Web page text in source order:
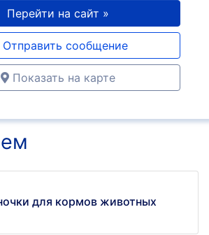
Перейти на сайт »
Отправить сообщение
Показать на карте
для кормов животных